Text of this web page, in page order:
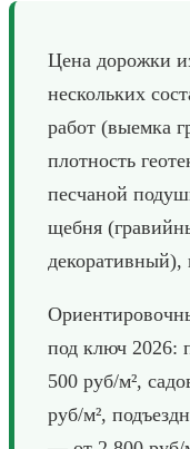
Цена дорожки
нескольких
работ (выемка
плотность
песчаной
щебня
декоративный),
под ключ 2026:
500 руб/м²,
руб/м²,